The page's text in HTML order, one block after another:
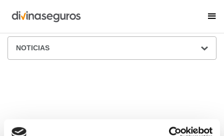
ÁREA DE PRENSA
NOTICIAS